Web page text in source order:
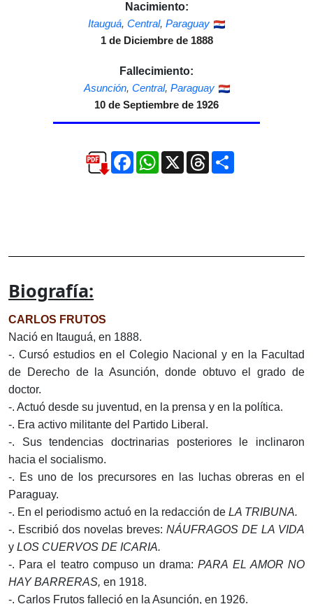
Nacimiento:
Itauguá, Central, Paraguay
1 de Diciembre de 1888
Fallecimiento:
Asunción, Central, Paraguay
10 de Septiembre de 1926
FacebookWhatsApp
X ThreadsCompartir
Biografía:
CARLOS FRUTOS
Nació en Itauguá, en 1888.
-. Cursó estudios en el Colegio Nacional y en la Facultad
de Derecho de la Asunción, donde obtuvo el grado de
doctor.
-. Actuó desde su juventud, en la prensa y en la política.
-. Era activo militante del Partido Liberal.
-. Sus tendencias doctrinarias posteriores le inclinaron
hacia el socialismo.
-. Es uno de los precursores en las luchas obreras en el
Paraguay.
-. En el periodismo actuó en la redacción de LA TRIBUNA.
-. Escribió dos novelas breves: NÁUFRAGOS DE LA VIDA
y LOS CUERVOS DE ICARIA.
-. Para el teatro compuso un drama: PARA EL AMOR NO
HAY BARRERAS, en 1918.
-. Carlos Frutos falleció en la Asunción, en 1926.